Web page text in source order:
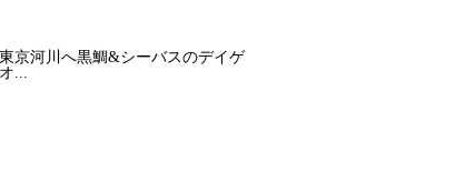
京河川へ黒鯛&シーバスのデイゲ
...